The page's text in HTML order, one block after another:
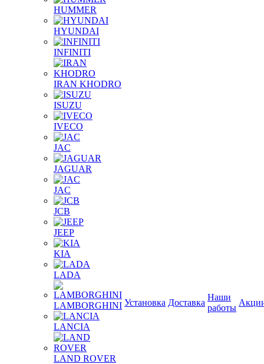
HUMMER
HYUNDAI
INFINITI
IRAN KHODRO
ISUZU
IVECO
JAC
JAGUAR
JAС
JCB
JEEP
KIA
LADA
LAMBORGHINI
LANCIA
LAND ROVER
Установка Доставка
Наши
работы